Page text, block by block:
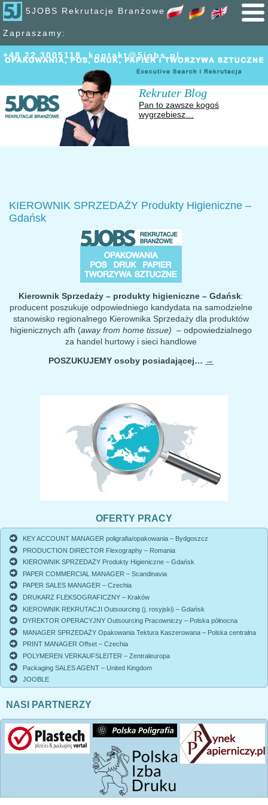
5JOBS Rekrutacje Branżowe
Zapraszamy:
+48 22 3005118 , kontakt@5jobs.pl
Rekruter Blog
Pan to zawsze kogoś
wygrzebiesz…
KIEROWNIK SPRZEDAŻY Produkty Higieniczne –
Gdańsk
Kierownik Sprzedaży – produkty higieniczne – Gdańsk:
producent poszukuje odpowiedniego kandydata na samodzielne
stanowisko regionalnego Kierownika Sprzedaży dla produktów
higienicznych afh (away from home tissue) – odpowiedzialnego
za handel hurtowy i sieci handlowe
POSZUKUJEMY osoby posiadającej… →
OFERTY PRACY
KEY ACCOUNT MANAGER poligrafia/opakowania – Bydgoszcz
PRODUCTION DIRECTOR Flexography – Romania
KIEROWNIK SPRZEDAŻY Produkty Higieniczne – Gdańsk
PAPER COMMERCIAL MANAGER – Scandinavia
PAPER SALES MANAGER – Czechia
DRUKARZ FLEKSOGRAFICZNY – Kraków
KIEROWNIK REKRUTACJI Outsourcing (j. rosyjski) – Gdańsk
DYREKTOR OPERACYJNY Outsourcing Pracowniczy – Polska północna
MANAGER SPRZEDAŻY Opakowania Tektura Kaszerowana – Polska centralna
PRINT MANAGER Offset – Czechia
POLYMEREN VERKAUFSLEITER – Zentraleuropa
Packaging SALES AGENT – United Kingdom
JOOBLE
NASI PARTNERZY